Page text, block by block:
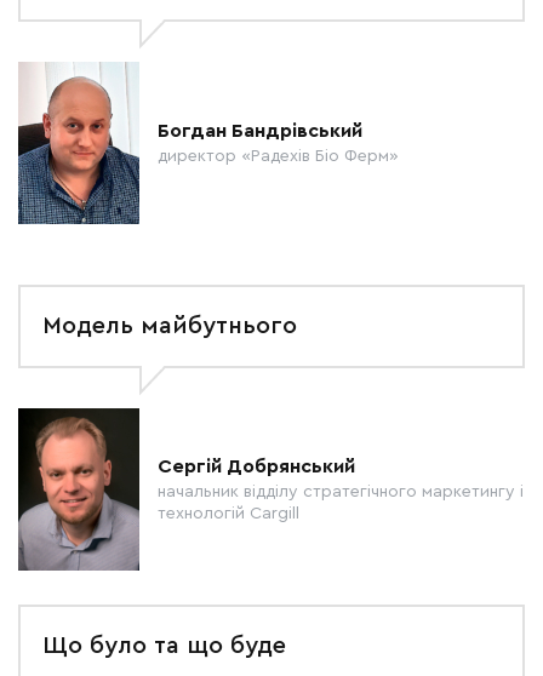
Богдан Бандрівський
директор «Радехів Біо Ферм»
Модель майбутнього
Сергій Добрянський
начальник відділу стратегічного маркетингу і
технологій Cargill
Що було та що буде